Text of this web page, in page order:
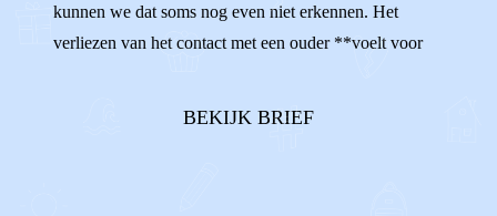
kunnen we dat soms nog even niet erkennen. Het
verliezen van het contact met een ouder **voelt voor
BEKIJK BRIEF